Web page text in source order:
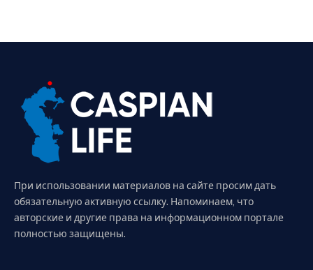
При использовании материалов на сайте просим дать
обязательную активную ссылку. Напоминаем, что
авторские и другие права на информационном портале
полностью защищены.